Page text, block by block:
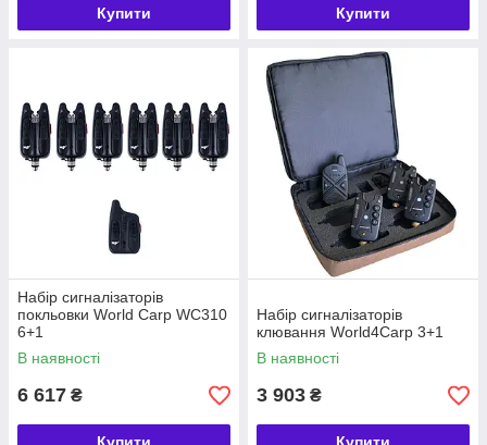
Купити Купити
Набір сигналізаторів
покльовки World Carp WC310
6+1
В наявності
6 617 ₴
Набір сигналізаторів
клювання World4Carp 3+1
В наявності
3 903 ₴